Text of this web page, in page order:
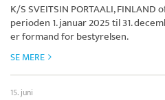
K/S SVEITSIN PORTAALI, FINLAND
perioden 1. januar 2025 til 31.
er formand for bestyrelsen.
SE MERE
15. juni